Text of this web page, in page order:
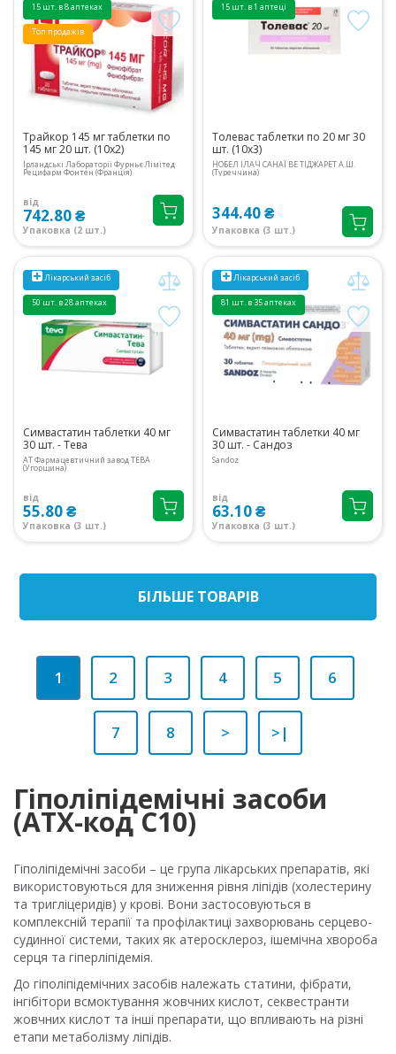
15 шт. в 8 аптеках
Топ продажів
Трайкор 145 мг таблетки по
145 мг 20 шт. (10х2)
Ірландські Лабораторії Фурньє Лімітед
Рецифарм Фонтен (Франція)
від
742.80 ₴
Упаковка (2 шт.)
15 шт. в 1 аптеці
Толевас таблетки по 20 мг 30
шт. (10х3)
НОБЕЛ ІЛАЧ САНАЇ ВЕ ТІДЖАРЕТ А.Ш.
(Туреччина)
344.40 ₴
Упаковка (3 шт.)
Лікарський засіб
50 шт. в 28 аптеках
Симвастатин таблетки 40 мг
30 шт. - Тева
АТ Фармацевтичний завод ТЕВА
(Угорщина)
від
55.80 ₴
Упаковка (3 шт.)
Лікарський засіб
81 шт. в 35 аптеках
Симвастатин таблетки 40 мг
30 шт. - Сандоз
Sandoz
від
63.10 ₴
Упаковка (3 шт.)
БIЛЬШЕ ТОВАРIВ
1 2 3 4 5 6
7 8 > >|
Гіполіпідемічні засоби
(ATX-код C10)
Гіполіпідемічні засоби – це група лікарських препаратів, які
використовуються для зниження рівня ліпідів (холестерину
та тригліцеридів) у крові. Вони застосовуються в
комплексній терапії та профілактиці захворювань серцево-
судинної системи, таких як атеросклероз, ішемічна хвороба
серця та гіперліпідемія.
До гіполіпідемічних засобів належать статини, фібрати,
інгібітори всмоктування жовчних кислот, секвестранти
жовчних кислот та інші препарати, що впливають на різні
етапи метаболізму ліпідів.